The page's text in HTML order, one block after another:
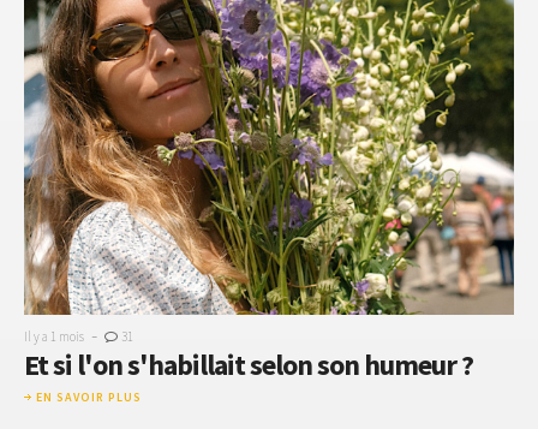
Il y a 1 mois - 31
Et si l'on s'habillait selon son humeur ?
EN SAVOIR PLUS